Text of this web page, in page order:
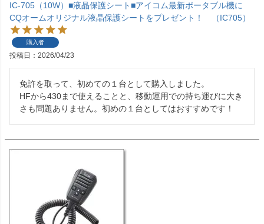
IC-705（10W）■液晶保護シート■アイコム最新ポータブル機に
CQオームオリジナル液晶保護シートをプレゼント！ （IC705）
購入者
投稿日 2026/04/23
免許を取って、初めての１台として購入しました。
HFから430まで使えることと、移動運用での持ち運びに大き
さも問題ありません。初めの１台としてはおすすめです！